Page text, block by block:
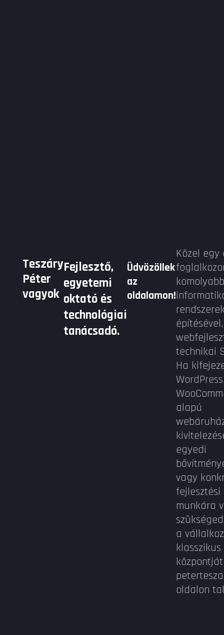
Teszáry
Péter
vagyok
Fejlesztő,
egyetemi
oktató és
technológiai
tanácsadó.
Üdvözöllek
az
oldalamon!
Közel egy
építésével,
technikai
Ha
alapú
egyedi
vagy
fejlesztési
munkára
a
klasszikus
oldalon